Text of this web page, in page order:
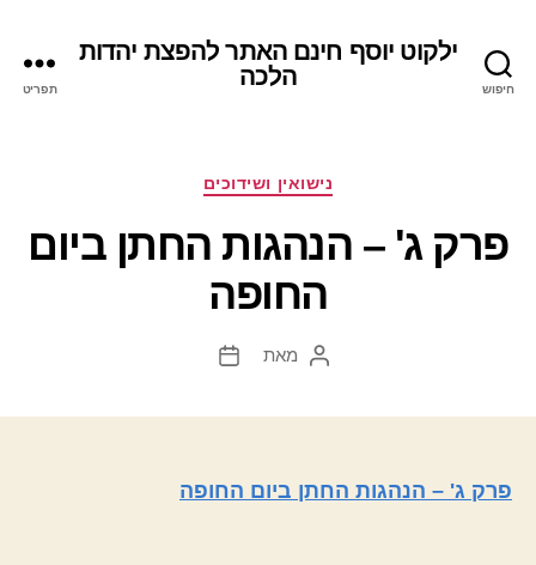
חיפוש
ילקוט יוסף חינם האתר להפצת יהדות
הלכה
תפריט
קטגוריות
נישואין ושידוכים
פרק ג' – הנהגות החתן ביום
החופה
המחבר
מאת
תאריך
פרק ג' – הנהגות החתן ביום החופה